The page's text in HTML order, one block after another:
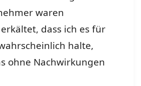
waren
dass ich es für
halte,
ohne Nachwirkungen